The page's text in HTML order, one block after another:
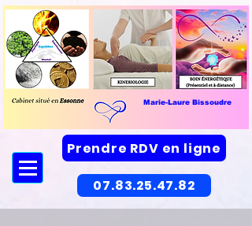
Marie-Laure Bissoudre
Prendre RDV en ligne
07.83.25.47.82